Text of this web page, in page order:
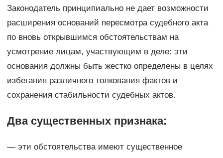
Законодатель принципиально не дает возможности
расширения оснований пересмотра судебного акта
по вновь открывшимся обстоятельствам на
усмотрение лицам, участвующим в деле: эти
основания должны быть жестко определены в целях
избегания различного толкования фактов и
сохранения стабильности судебных актов.
Два существенных признака:
— эти обстоятельства имеют существенное